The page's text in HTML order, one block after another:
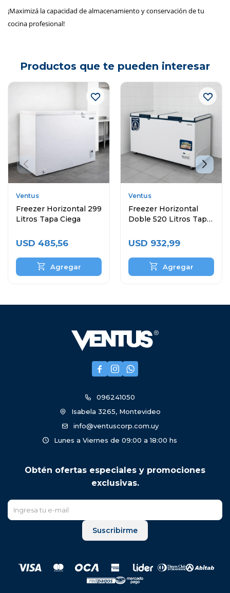
¡Maximizá la capacidad de almacenamiento y conservación de tu
cocina profesional!
Productos que te pueden interesar
Ventus
Freezer Horizontal 299
Litros Tapa Ciega
USD 485,56
Ventus
Freezer Horizontal
Doble 520 Litros Tapa
USD 932,99
  
096241050
Isabela 3265, Montevideo
info@ventuscorp.com.uy
Lunes a Viernes de 09:00 a 18:00 hs
Obtén ofertas especiales y promociones
exclusivas.
Suscribirme